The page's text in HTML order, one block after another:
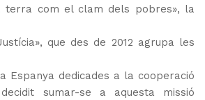
com el clam dels pobres», la
que des de 2012 agrupa les
Espanya dedicades a la cooperació
sumar-se a aquesta missió